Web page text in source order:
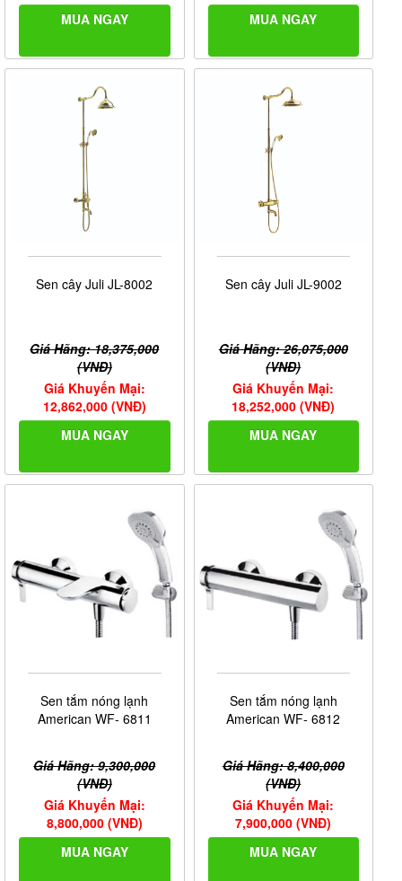
MUA NGAY
MUA NGAY
Sen cây Juli JL-8002
Giá Hãng: 18,375,000
(VNĐ)
Giá Khuyến Mại:
12,862,000 (VNĐ)
MUA NGAY
Sen cây Juli JL-9002
Giá Hãng: 26,075,000
(VNĐ)
Giá Khuyến Mại:
18,252,000 (VNĐ)
MUA NGAY
Sen tắm nóng lạnh
American WF- 6811
Giá Hãng: 9,300,000
(VNĐ)
Giá Khuyến Mại:
8,800,000 (VNĐ)
MUA NGAY
Sen tắm nóng lạnh
American WF- 6812
Giá Hãng: 8,400,000
(VNĐ)
Giá Khuyến Mại:
7,900,000 (VNĐ)
MUA NGAY